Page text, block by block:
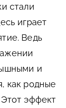
стали
играет
Ведь
и
как родные
эффект